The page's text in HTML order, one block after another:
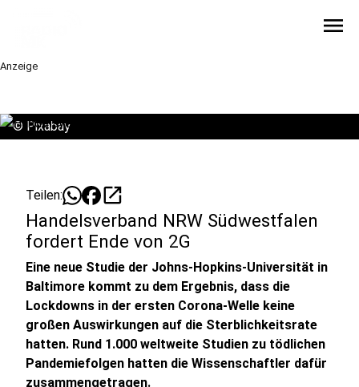
menu
Anzeige
© Pixabay
Teilen: open_in_new
Handelsverband NRW Südwestfalen
fordert Ende von 2G
Eine neue Studie der Johns-Hopkins-Universität in
Baltimore kommt zu dem Ergebnis, dass die
Lockdowns in der ersten Corona-Welle keine
großen Auswirkungen auf die Sterblichkeitsrate
hatten. Rund 1.000 weltweite Studien zu tödlichen
Pandemiefolgen hatten die Wissenschaftler dafür
zusammengetragen.